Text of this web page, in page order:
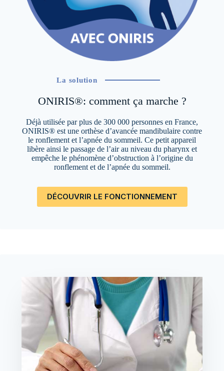
La solution
ONIRIS®: comment ça marche ?
Déjà utilisée par plus de 300 000 personnes en France,
ONIRIS® est une orthèse d’avancée mandibulaire contre
le ronflement et l’apnée du sommeil. Ce petit appareil
libère ainsi le passage de l’air au niveau du pharynx et
empêche le phénomène d’obstruction à l’origine du
ronflement et de l’apnée du sommeil.
DÉCOUVRIR LE FONCTIONNEMENT